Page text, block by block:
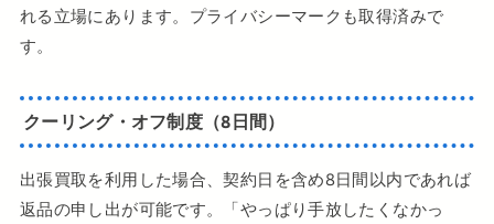
れる立場にあります。プライバシーマークも取得済みで
す。
クーリング・オフ制度（8日間）
出張買取を利用した場合、契約日を含め8日間以内であれば
返品の申し出が可能です。「やっぱり手放したくなかっ